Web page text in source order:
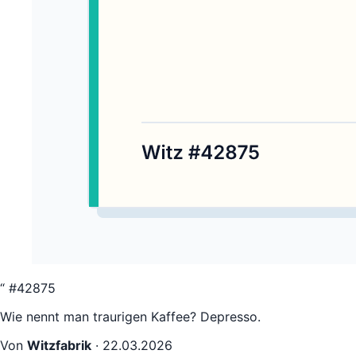
“ #42875
Wie nennt man traurigen Kaffee? Depresso.
Von Witzfabrik · 22.03.2026